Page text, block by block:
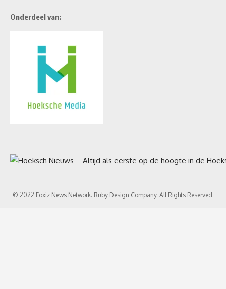
Onderdeel van:
© 2022 Foxiz News Network. Ruby Design Company. All Rights Reserved.